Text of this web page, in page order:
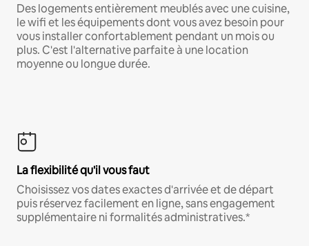
Des logements entièrement meublés avec une cuisine,
le wifi et les équipements dont vous avez besoin pour
vous installer confortablement pendant un mois ou
plus. C'est l'alternative parfaite à une location
moyenne ou longue durée.
La flexibilité qu'il vous faut
Choisissez vos dates exactes d'arrivée et de départ
puis réservez facilement en ligne, sans engagement
supplémentaire ni formalités administratives.*